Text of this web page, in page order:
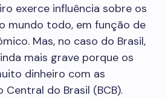
exerce influência sobre os
mundo todo, em função de
Mas, no caso do Brasil,
mais grave porque os
dinheiro com as
Central do Brasil (BCB).